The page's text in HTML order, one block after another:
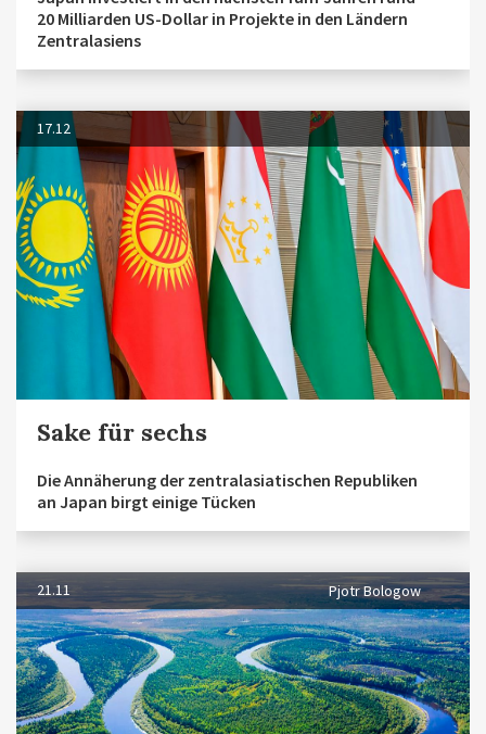
20 Milliarden US-Dollar in Projekte in den Ländern
Zentralasiens
17.12
Sake für sechs
Die Annäherung der zentralasiatischen Republiken
an Japan birgt einige Tücken
21.11 Pjotr Bologow